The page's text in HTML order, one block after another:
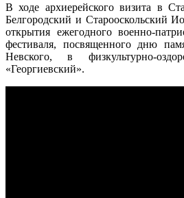
В ходе архиерейского визита в
Белгородский и Старооскольский
открытия ежегодного военно-
фестиваля, посвященного дню
Невского, в физкультурно-
«Георгиевский».